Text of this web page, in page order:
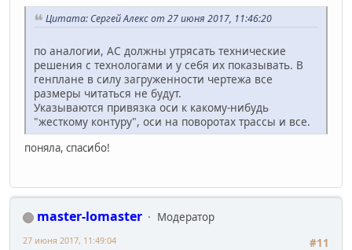
Цитата: Сергей Алекс от 27 июня 2017, 11:46:20
по аналогии, АС должны утрясать технические
решения с технологами и у себя их показывать. В
генплане в силу загруженности чертежа все
размеры читаться не будут.
Указываются привязка оси к какому-нибудь
"жесткому контуру", оси на поворотах трассы и все.
поняла, спасибо!
master-lomaster
Модератор
#11
27 июня 2017, 11:49:04